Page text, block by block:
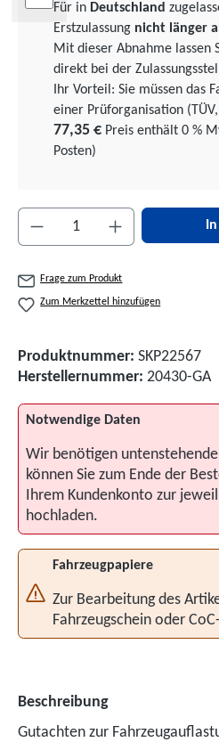
Für in Deutschland
Erstzulassung nicht länger
Mit dieser Abnahme lassen
direkt bei der
Ihr Vorteil: Sie müssen das
einer Prüforgani­sation
77,35 € Preis enthält 0 %
Posten)
Produkt Anzahl: Gib
Frage zum Produkt
Zum Merkzettel hinzufügen
Produktnummer: SKP22567
Herstellernummer: 20430-GA
Notwendige Daten
Wir benötigen
können Sie zum Ende der
Ihrem Kundenkonto zur
hochladen.
Fahrzeugpapiere
Zur Bearbeitung des
Fahrzeugschein oder
Beschreibung
Gutachten zur